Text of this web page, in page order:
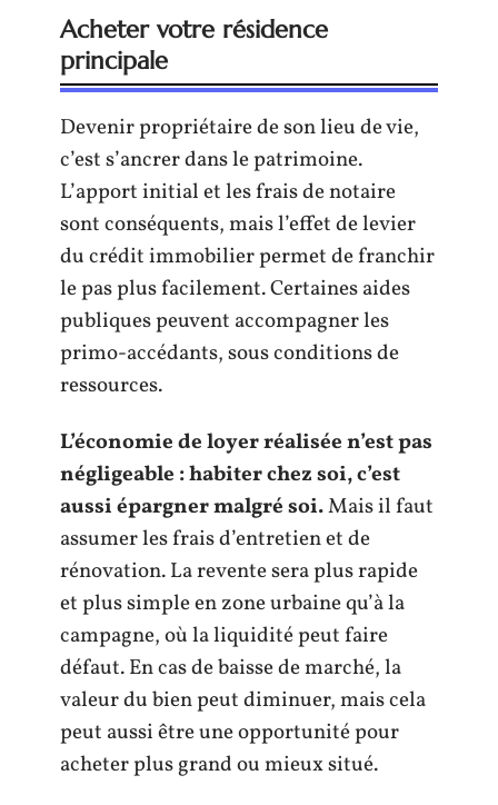
Acheter votre résidence
principale
Devenir propriétaire de son lieu de vie,
c’est s’ancrer dans le patrimoine.
L’apport initial et les frais de notaire
sont conséquents, mais l’effet de levier
du crédit immobilier permet de franchir
le pas plus facilement. Certaines aides
publiques peuvent accompagner les
primo-accédants, sous conditions de
ressources.
L’économie de loyer réalisée n’est pas
négligeable : habiter chez soi, c’est
aussi épargner malgré soi.Mais il faut
assumer les frais d’entretien et de
rénovation. La revente sera plus rapide
et plus simple en zone urbaine qu’à la
campagne, où la liquidité peut faire
défaut. En cas de baisse de marché, la
valeur du bien peut diminuer, mais cela
peut aussi être une opportunité pour
acheter plus grand ou mieux situé.